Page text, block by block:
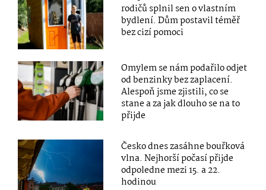
rodičů splnil sen o vlastním
bydlení. Dům postavil téměř
bez cizí pomoci
Omylem se nám podařilo odjet
od benzinky bez zaplacení.
Alespoň jsme zjistili, co se
stane a za jak dlouho se na to
přijde
Česko dnes zasáhne bouřková
vlna. Nejhorší počasí přijde
odpoledne mezi 15. a 22.
hodinou